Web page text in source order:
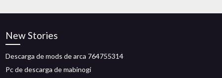
New Stories
Descarga de mods de arca 764755314
Pc de descarga de mabinogi